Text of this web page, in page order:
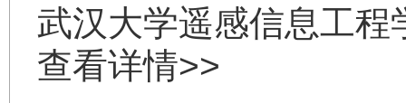
武汉大学遥感信息工程
查看详情>>